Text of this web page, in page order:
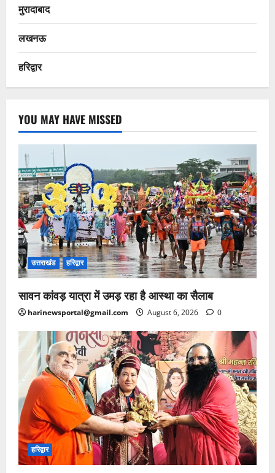
मुरादाबाद
लखनऊ
हरिद्वार
YOU MAY HAVE MISSED
उत्तराखंड हरिद्वार
सावन कांवड़ यात्रा में उमड़ रहा है आस्था का सैलाब
harinewsportal@gmail.com August 6, 2026 0
हरिद्वार